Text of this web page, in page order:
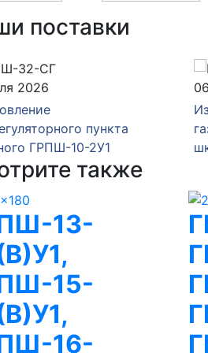
поставки
2026
пункта
ГРПШ-10-2У1
также
13-
15-
16-